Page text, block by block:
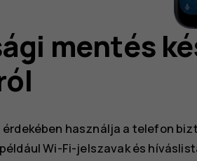
mentés
használja a telefon
Wi-Fi-jelszavak és